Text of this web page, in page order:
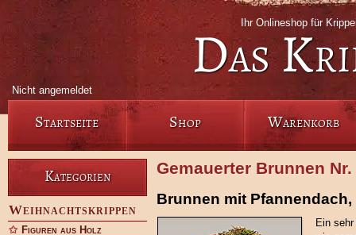
Ihr Onlineshop für
Das
Nicht angemeldet
Startseite Shop Warenkorb
Kategorien
Weihnachtskrippen
Figuren aus Holz
Gemauerter Brunnen Nr.
Brunnen mit Pfannendach,
Ein